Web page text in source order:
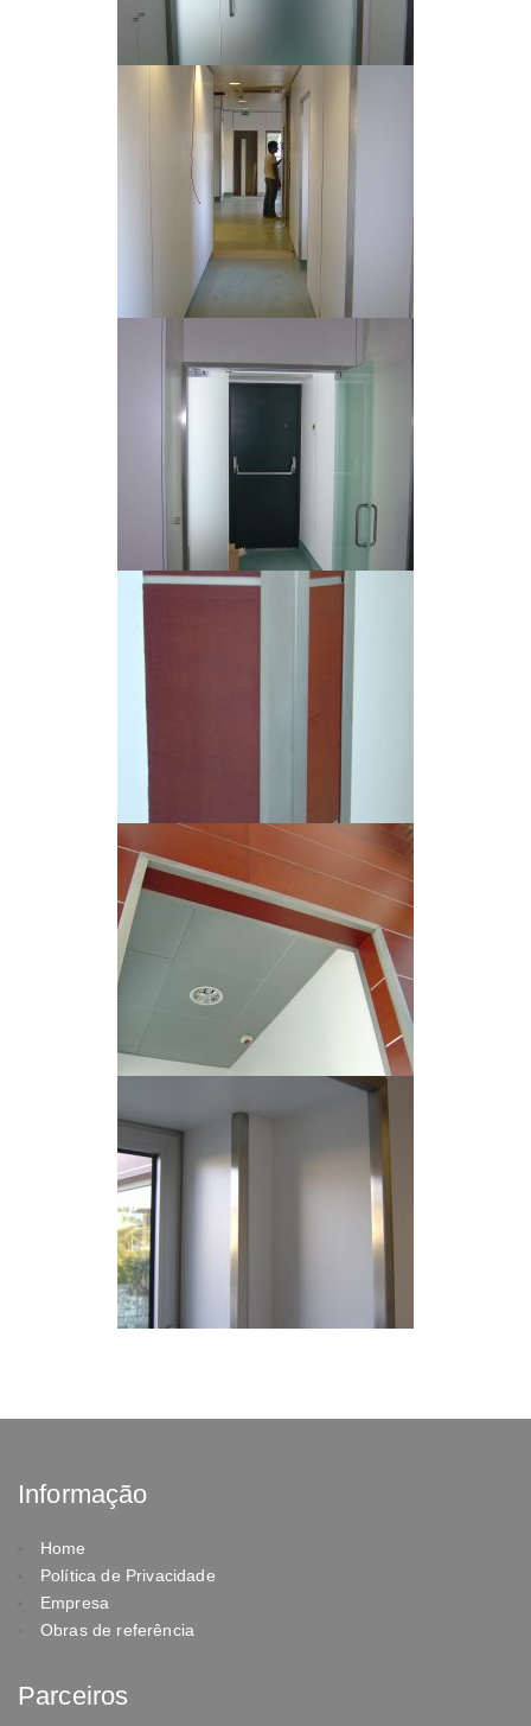
Informação
Home
Política de Privacidade
Empresa
Obras de referência
Parceiros